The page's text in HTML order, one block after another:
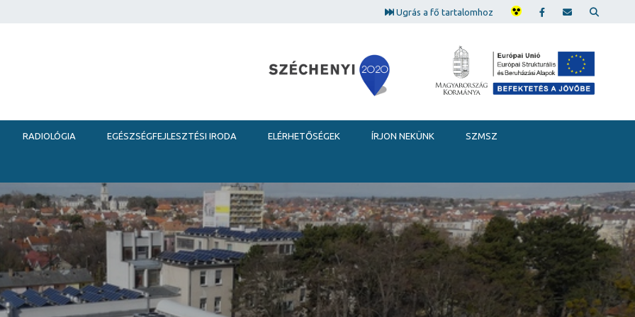
Ugrás a fő tartalomhoz
RADIOLÓGIA EGÉSZSÉGFEJLESZTÉSI IRODA ELÉRHETŐSÉGEK ÍRJON NEKÜNK SZMSZ